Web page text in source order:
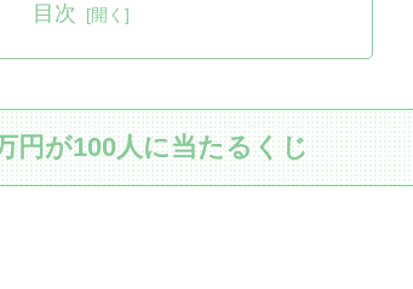
目次
円が100人に当たるくじ